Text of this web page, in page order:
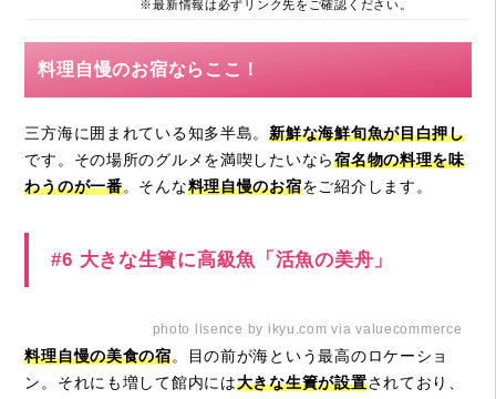
※最新情報は必ずリンク先をご確認ください。
料理自慢のお宿ならここ！
三方海に囲まれている知多半島。新鮮な海鮮旬魚が目白押し
です。その場所のグルメを満喫したいなら宿名物の料理を味
わうのが一番。そんな料理自慢のお宿をご紹介します。
#6 大きな生簀に高級魚「活魚の美舟」
photo lisence by ikyu.com via valuecommerce
料理自慢の美食の宿。目の前が海という最高のロケーショ
ン。それにも増して館内には大きな生簀が設置されており、